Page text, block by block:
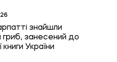
знайшли
гриб, занесений до
України